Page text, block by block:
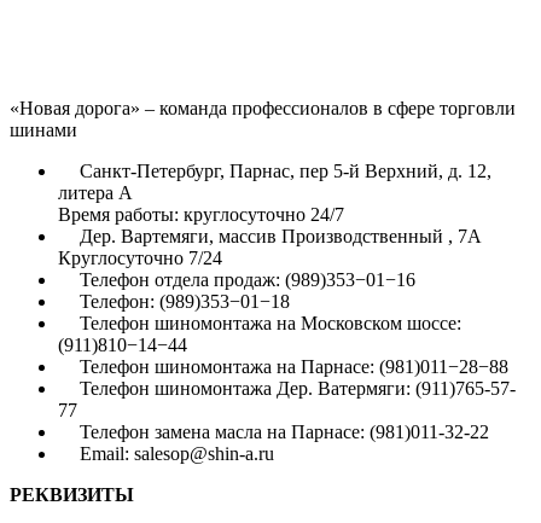
«Новая дорога» – команда профессионалов в сфере торговли
шинами
Санкт-Петербург, Парнас, пер 5-й Верхний, д. 12,
литера А
Время работы: круглосуточно 24/7
Дер. Вартемяги, массив Производственный , 7А
Круглосуточно 7/24
Телефон отдела продаж: (989)353−01−16
Телефон: (989)353−01−18
Телефон шиномонтажа на Московском шоссе:
(911)810−14−44
Телефон шиномонтажа на Парнасе: (981)011−28−88
Телефон шиномонтажа Дер. Ватермяги: (911)765-57-
77
Телефон замена масла на Парнасе: (981)011-32-22
Email: salesop@shin-a.ru
РЕКВИЗИТЫ